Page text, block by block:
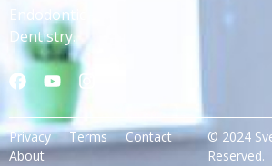
Endodontic
Dentistry.
© 2024
Reserved.
Privacy Terms
Contact
About